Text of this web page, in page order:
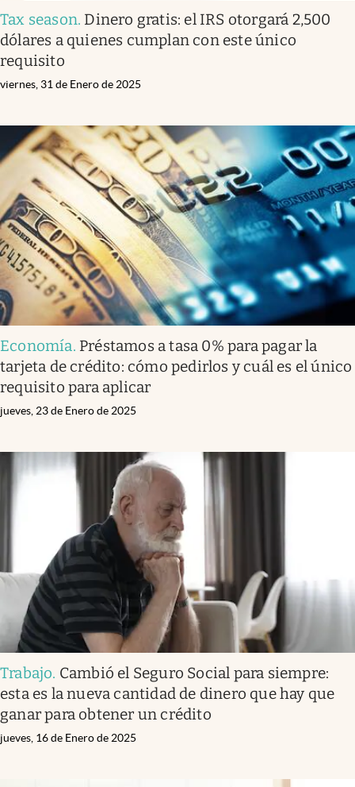
Tax season. Dinero gratis: el IRS otorgará 2,500
dólares a quienes cumplan con este único
requisito
viernes, 31 de Enero de 2025
Economía. Préstamos a tasa 0% para pagar la
tarjeta de crédito: cómo pedirlos y cuál es el único
requisito para aplicar
jueves, 23 de Enero de 2025
Trabajo. Cambió el Seguro Social para siempre:
esta es la nueva cantidad de dinero que hay que
ganar para obtener un crédito
jueves, 16 de Enero de 2025